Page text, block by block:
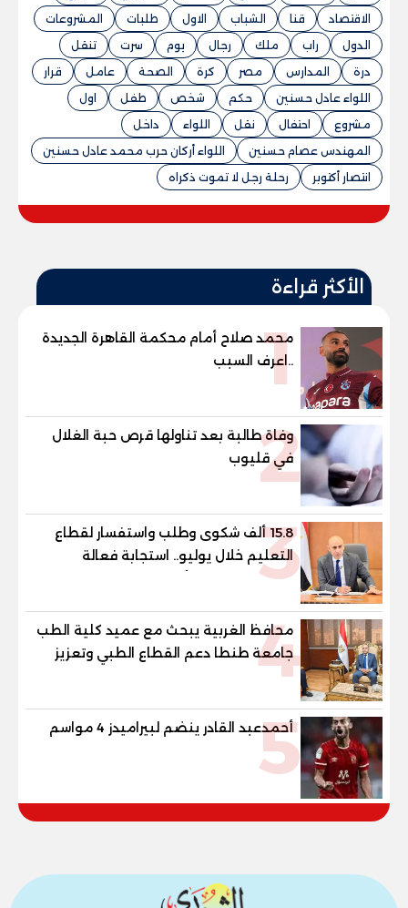
الاقتصاد
قنا الشباب الاول طلبات
المشروعات
الدول
راب ملك رجال يوم سرت
تنقل
درة
المدارس مصر كرة الصحة عامل
قرار
اللواء عادل حسنين
حكم شخص طفل
اول
مشروع
احتفال نقل اللواء
داخل
المهندس عصام حسنين
اللواء أركان حرب محمد عادل حسنين
انتصار أكتوبر
رحلة رجل لا تموت ذكراه
الأكثر قراءة
1
محمد صلاح أمام محكمة القاهرة الجديدة
..اعرف السبب
2
وفاة طالبة بعد تناولها قرص حبة الغلال
في قليوب
315.8 ألف شكوى وطلب واستفسار لقطاع
التعليم خلال يوليو.. استجابة فعالة
لشكاوى الطلاب وأولياء الأمور
4
محافظ الغربية يبحث مع عميد كلية الطب
جامعة طنطا دعم القطاع الطبي وتعزيز
الاستفادة من الخبرات الأكاديمية
5
أحمدعبد القادر ينضم لبيراميدز 4 مواسم